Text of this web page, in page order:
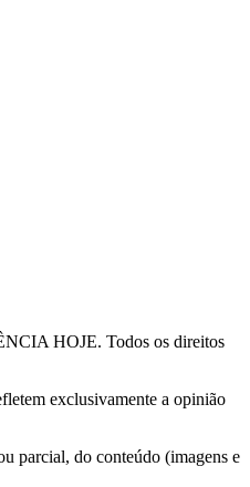
HOJE. Todos os direitos
exclusivamente a opinião
parcial, do conteúdo (imagens e